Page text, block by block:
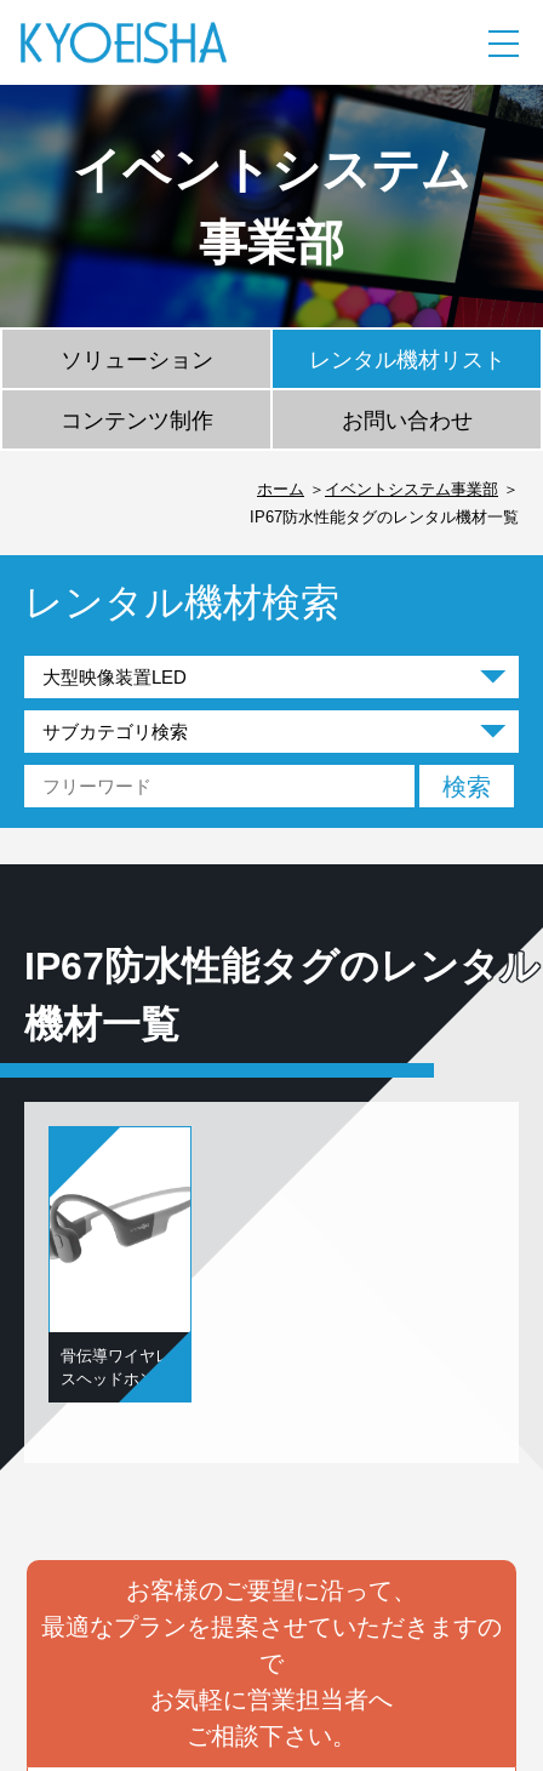
イベントシステム
事業部
ソリューション レンタル機材リスト
コンテンツ制作 お問い合わせ
ホーム
イベントシステム事業部
IP67防水性能タグのレンタル機材一覧
レンタル機材検索
IP67防水性能タグのレンタル
機材一覧
骨伝導ワイヤレ
スヘッドホン
お客様のご要望に沿って、
最適なプランを提案させていただきますの
で
お気軽に営業担当者へ
ご相談下さい。